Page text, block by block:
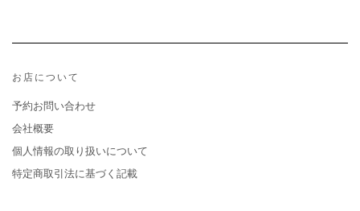
お店について
予約お問い合わせ
会社概要
個人情報の取り扱いについて
特定商取引法に基づく記載